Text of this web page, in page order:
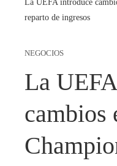
reparto de ingresos
NEGOCIOS
La
cambios